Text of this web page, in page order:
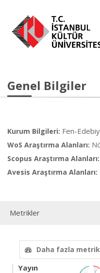
Genel Bilgiler
Kurum Bilgileri: Fen-
WoS Araştırma Alanları:
Scopus Araştırma Alanları:
Avesis Araştırma Alanları:
Metrikler
Daha fazla metrik
Yayın